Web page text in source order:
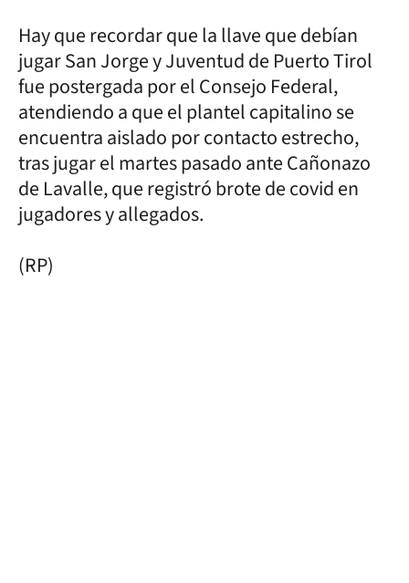
Hay que recordar que la llave que debían
jugar San Jorge y Juventud de Puerto Tirol
fue postergada por el Consejo Federal,
atendiendo a que el plantel capitalino se
encuentra aislado por contacto estrecho,
tras jugar el martes pasado ante Cañonazo
de Lavalle, que registró brote de covid en
jugadores y allegados.
(RP)